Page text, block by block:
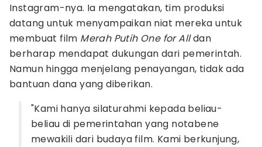
Instagram-nya. Ia mengatakan, tim produksi
datang untuk menyampaikan niat mereka untuk
membuat film Merah Putih One for Alldan
berharap mendapat dukungan dari pemerintah.
Namun hingga menjelang penayangan, tidak ada
bantuan dana yang diberikan.
"Kami hanya silaturahmi kepada beliau-
beliau di pemerintahan yang notabene
mewakili dari budaya film. Kami berkunjung,